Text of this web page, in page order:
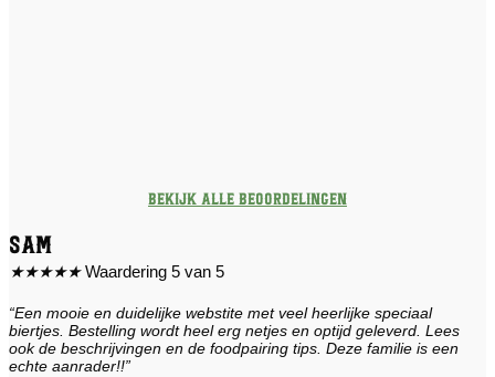
Bekijk alle beoordelingen
Sam
★★★★★ Waardering 5 van 5
“Een mooie en duidelijke webstite met veel heerlijke speciaal
biertjes. Bestelling wordt heel erg netjes en optijd geleverd. Lees
ook de beschrijvingen en de foodpairing tips. Deze familie is een
echte aanrader!!”